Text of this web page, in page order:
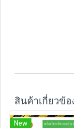
สินค้าเกี่ยวข้อ
New